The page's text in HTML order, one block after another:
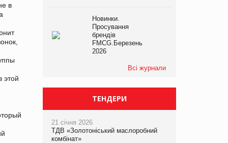
в
этой
Новинки.
Просування
брендів
FMCG.Березень
2026
Всі журнали
ТЕНДЕРИ
21 січня 2026
ТДВ «Золотоніський маслоробний
комбінат»